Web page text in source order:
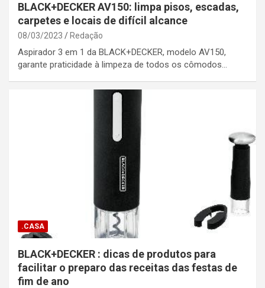
BLACK+DECKER AV150: limpa pisos, escadas,
carpetes e locais de difícil alcance
08/03/2023 Redação
Aspirador 3 em 1 da BLACK+DECKER, modelo AV150,
garante praticidade à limpeza de todos os cômodos…
.CASA
BLACK+DECKER : dicas de produtos para
facilitar o preparo das receitas das festas de
fim de ano